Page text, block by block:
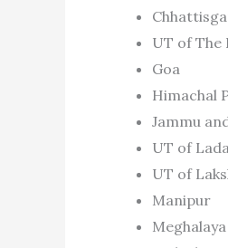
UT of The
Goa
Himachal
Jammu
UT of
UT of
Manipur
Meghalaya